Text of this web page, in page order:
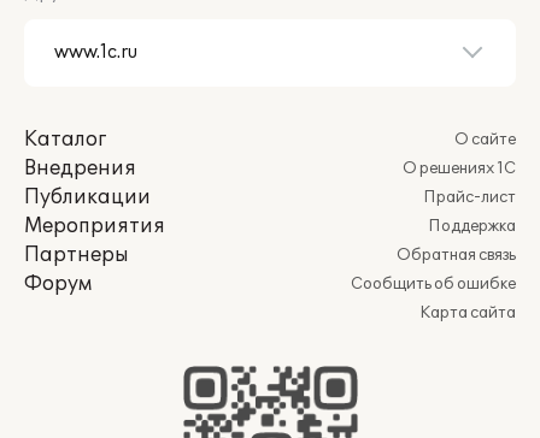
Каталог
Внедрения
Публикации
Мероприятия
Партнеры
Форум
О сайте
О решениях 1С
Прайс-лист
Поддержка
Обратная связь
Сообщить об ошибке
Карта сайта